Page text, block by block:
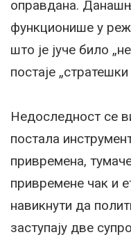
оправдана.
функционише у
што је јуче било
постаје
Недоследност се
постала
привремена,
привремене чак и
навикнути да
заступају две